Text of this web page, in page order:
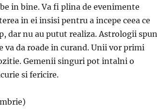
in bine. Va fi plina de evenimente
in ei insisi pentru a incepe ceea ce
dar nu au putut realiza. Astrologii spun
va da roade in curand. Unii vor primi
Gemenii singuri pot intalni o
si fericire.